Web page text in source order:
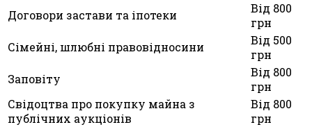
Договори застави та іпотеки
Від 800
грн
Сімейні, шлюбні правовідносини
Від 500
грн
Заповіту
Від 800
грн
Свідоцтва про покупку майна з
публічних аукціонів
Від 800
грн